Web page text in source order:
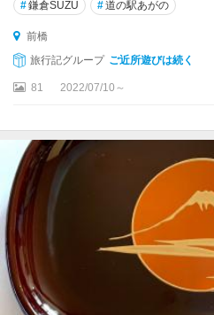
#鎌倉SUZU #道の駅あがの
前橋
旅行記グループ ご近所遊びは続く
81 2022/07/10～